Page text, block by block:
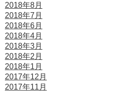
2018年8月
2018年7月
2018年6月
2018年4月
2018年3月
2018年2月
2018年1月
2017年12月
2017年11月